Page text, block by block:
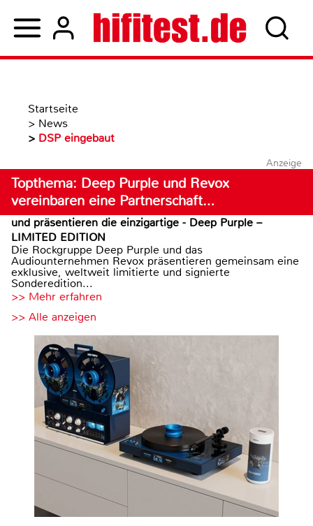
Startseite
> News
> DSP eingebaut
Anzeige
Topthema: Deep Purple und Revox
vereinbaren eine Partnerschaft…
und präsentieren die einzigartige - Deep Purple –
LIMITED EDITION
Die Rockgruppe Deep Purple und das
Audiounternehmen Revox präsentieren gemeinsam eine
exklusive, weltweit limitierte und signierte
Sonderedition...
>> Mehr erfahren
>> Alle anzeigen